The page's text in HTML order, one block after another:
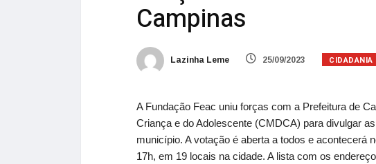
Campinas
Lazinha Leme 25/09/2023 CIDADANIA
A Fundação Feac uniu forças com a Prefeitura de
Criança e do Adolescente (CMDCA) para divulgar
município. A votação é aberta a todos e acontecerá
17h, em 19 locais na cidade. A lista com os